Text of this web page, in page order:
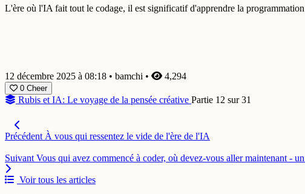
L'ère où l'IA fait tout le codage, il est significatif d'apprendre la
12 décembre 2025 à 08:18 • bamchi • 4,294
0 Cheer
Rubis et IA: Le voyage de la pensée créative Partie 12 sur 31
Précédent À vous qui ressentez le vide de l'ère de l'IA
Suivant Vous qui avez commencé à coder, où devez-vous aller maintenant -
Voir tous les articles